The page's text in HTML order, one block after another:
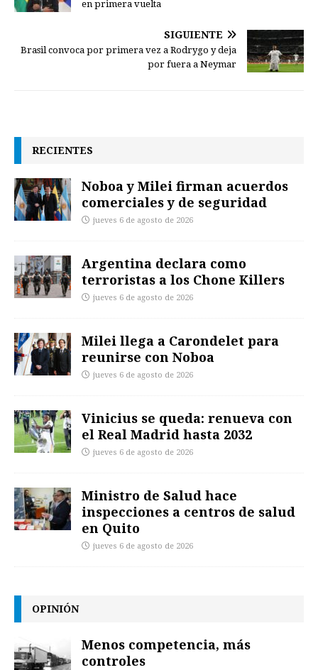
en primera vuelta
SIGUIENTE
Brasil convoca por primera vez a Rodrygo y deja
por fuera a Neymar
RECIENTES
Noboa y Milei firman acuerdos
comerciales y de seguridad
jueves 6 de agosto de 2026
Argentina declara como
terroristas a los Chone Killers
jueves 6 de agosto de 2026
Milei llega a Carondelet para
reunirse con Noboa
jueves 6 de agosto de 2026
Vinicius se queda: renueva con
el Real Madrid hasta 2032
jueves 6 de agosto de 2026
Ministro de Salud hace
inspecciones a centros de salud
en Quito
jueves 6 de agosto de 2026
OPINIÓN
Menos competencia, más
controles